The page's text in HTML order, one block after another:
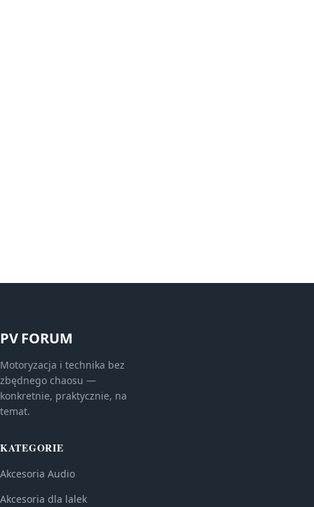
PV FORUM
Motoryzacja i technika bez
zbędnego chaosu —
konkretnie, praktycznie, na
temat.
KATEGORIE
Akcesoria Audio
Akcesoria dla lalek